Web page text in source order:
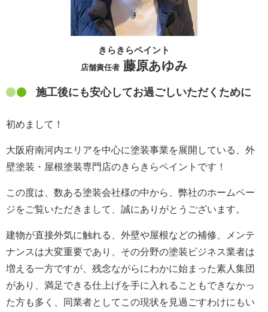
きらきらペイント
店舗責任者藤原あゆみ
施工後にも安心してお過ごしいただくために
初めまして！
大阪府南河内エリアを中心に塗装事業を展開している、外
壁塗装・屋根塗装専門店のきらきらペイントです！
この度は、数ある塗装会社様の中から、弊社のホームペー
ジをご覧いただきまして、誠にありがとうございます。
建物が直接外気に触れる、外壁や屋根などの補修、メンテ
ナンスは大変重要であり、その分野の塗装ビジネス業者は
増える一方ですが、残念ながらにわかに始まった素人集団
があり、満足できる仕上げを手に入れることもできなかっ
た方も多く、同業者としてこの現状を見過ごすわけにもい